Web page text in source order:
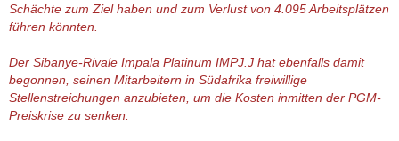
Schächte zum Ziel haben und zum Verlust von 4.095 Arbeitsplätzen
führen könnten.
Der Sibanye-Rivale Impala Platinum IMPJ.J hat ebenfalls damit
begonnen, seinen Mitarbeitern in Südafrika freiwillige
Stellenstreichungen anzubieten, um die Kosten inmitten der PGM-
Preiskrise zu senken.